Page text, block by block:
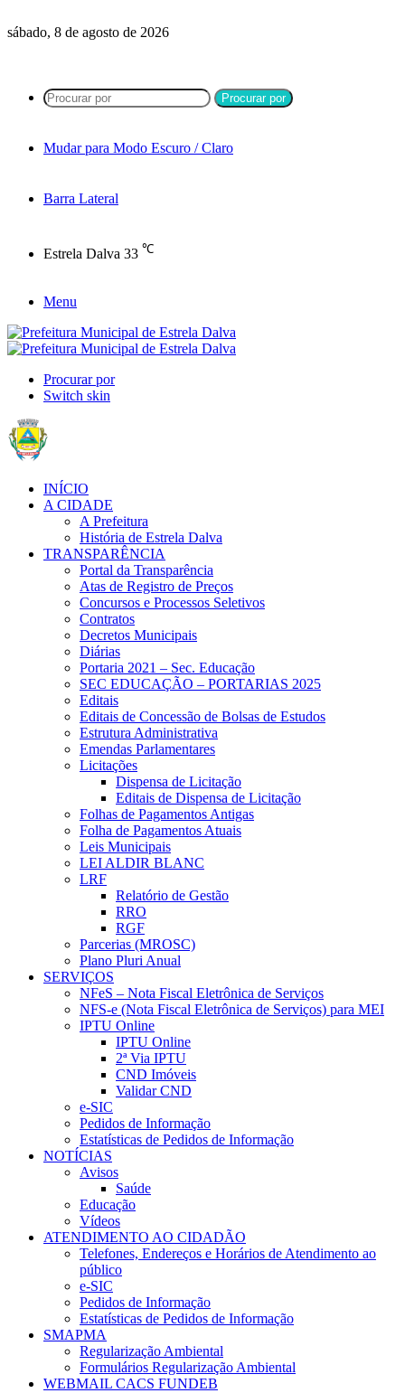
sábado, 8 de agosto de 2026
Procurar por
Mudar para Modo Escuro / Claro
Barra Lateral
Estrela Dalva 33 ℃
Menu
Procurar por
Switch skin
INÍCIO
A CIDADE
A Prefeitura
História de Estrela Dalva
TRANSPARÊNCIA
Portal da Transparência
Atas de Registro de Preços
Concursos e Processos Seletivos
Contratos
Decretos Municipais
Diárias
Portaria 2021 – Sec. Educação
SEC EDUCAÇÃO – PORTARIAS 2025
Editais
Editais de Concessão de Bolsas de Estudos
Estrutura Administrativa
Emendas Parlamentares
Licitações
Dispensa de Licitação
Editais de Dispensa de Licitação
Folhas de Pagamentos Antigas
Folha de Pagamentos Atuais
Leis Municipais
LEI ALDIR BLANC
LRF
Relatório de Gestão
RRO
RGF
Parcerias (MROSC)
Plano Pluri Anual
SERVIÇOS
NFeS – Nota Fiscal Eletrônica de Serviços
NFS-e (Nota Fiscal Eletrônica de Serviços) para MEI
IPTU Online
IPTU Online
2ª Via IPTU
CND Imóveis
Validar CND
e-SIC
Pedidos de Informação
Estatísticas de Pedidos de Informação
NOTÍCIAS
Avisos
Saúde
Educação
Vídeos
ATENDIMENTO AO CIDADÃO
Telefones, Endereços e Horários de Atendimento ao
público
e-SIC
Pedidos de Informação
Estatísticas de Pedidos de Informação
SMAPMA
Regularização Ambiental
Formulários Regularização Ambiental
WEBMAIL CACS FUNDEB